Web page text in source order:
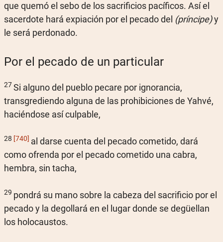
que quemó el sebo de los sacrificios pacíficos. Así el
sacerdote hará expiación por el pecado del (príncipe)y
le será perdonado.
Por el pecado de un particular
27Si alguno del pueblo pecare por ignorancia,
transgrediendo alguna de las prohibiciones de Yahvé,
haciéndose así culpable,
28 [740] al darse cuenta del pecado cometido, dará
como ofrenda por el pecado cometido una cabra,
hembra, sin tacha,
29 pondrá su mano sobre la cabeza del sacrificio por el
pecado y la degollará en el lugar donde se degüellan
los holocaustos.